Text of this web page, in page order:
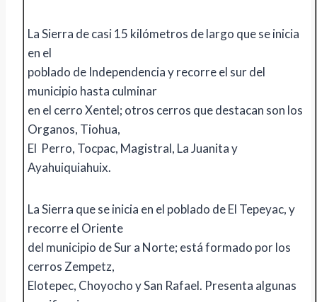
La Sierra de casi 15 kilómetros de largo que se inicia
en el
poblado de Independencia y recorre el sur del
municipio hasta culminar
en el cerro Xentel; otros cerros que destacan son los
Organos, Tiohua,
El Perro, Tocpac, Magistral, La Juanita y
Ayahuiquiahuix.
La Sierra que se inicia en el poblado de El Tepeyac, y
recorre el Oriente
del municipio de Sur a Norte; está formado por los
cerros Zempetz,
Elotepec, Choyocho y San Rafael. Presenta algunas